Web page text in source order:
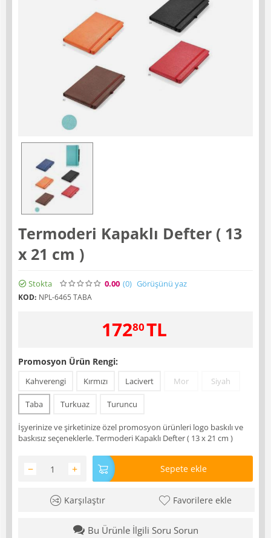
Termoderi Kapaklı Defter ( 13
x 21 cm )
Stokta 0.00 (0) Görüşünü yaz
KOD: NPL-6465 TABA
17280TL
Promosyon Ürün Rengi:
Kahverengi Kırmızı Lacivert Mor Siyah
Taba Turkuaz Turuncu
İşyerinize ve şirketinize özel promosyon ürünleri logo baskılı ve
baskısız seçeneklerle. Termoderi Kapaklı Defter ( 13 x 21 cm )
+
− Sepete ekle
Karşılaştır Favorilere ekle
Bu Ürünle İlgili Soru Sorun